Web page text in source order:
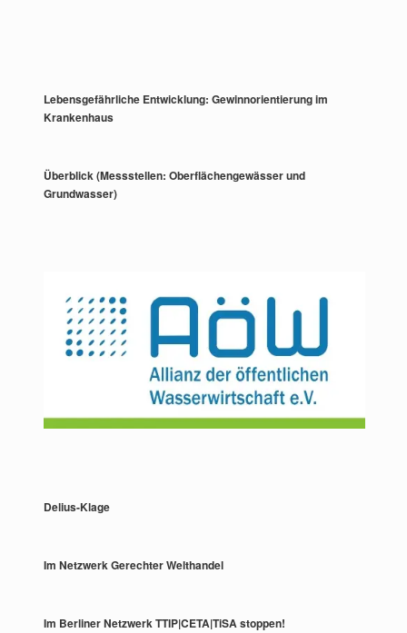
Lebensgefährliche Entwicklung: Gewinnorientierung im
Krankenhaus
Überblick (Messstellen: Oberflächengewässer und
Grundwasser)
Delius-Klage
Im Netzwerk Gerechter Welthandel
Im Berliner Netzwerk TTIP|CETA|TiSA stoppen!